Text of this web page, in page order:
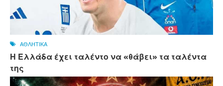
ΑΘΛΗΤΙΚΑ
Η Ελλάδα έχει ταλέντο να «θάβει» τα ταλέντα
της